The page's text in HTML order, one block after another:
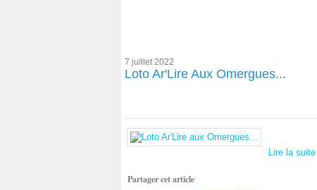
7 juillet 2022
Loto Ar'Lire Aux Omergues...
Lire la suite
Partager cet article